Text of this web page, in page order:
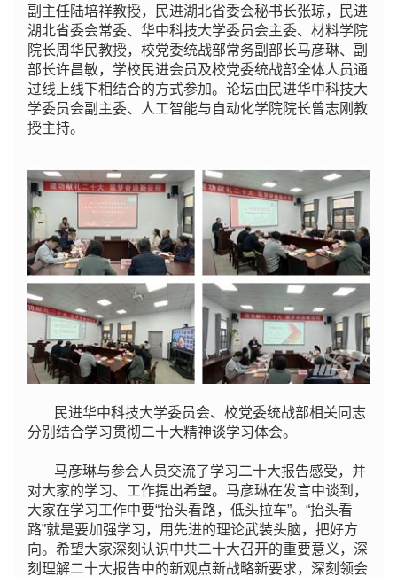
副主任陆培祥教授，民进湖北省委会秘书长张琼，民进
湖北省委会常委、华中科技大学委员会主委、材料学院
院长周华民教授，校党委统战部常务副部长马彦琳、副
部长许昌敏，学校民进会员及校党委统战部全体人员通
过线上线下相结合的方式参加。论坛由民进华中科技大
学委员会副主委、人工智能与自动化学院院长曾志刚教
授主持。
民进华中科技大学委员会、校党委统战部相关同志
分别结合学习贯彻二十大精神谈学习体会。
马彦琳与参会人员交流了学习二十大报告感受，并
对大家的学习、工作提出希望。马彦琳在发言中谈到，
大家在学习工作中要“抬头看路，低头拉车”。“抬头看
路”就是要加强学习，用先进的理论武装头脑，把好方
向。希望大家深刻认识中共二十大召开的重要意义，深
刻理解二十大报告中的新观点新战略新要求，深刻领会